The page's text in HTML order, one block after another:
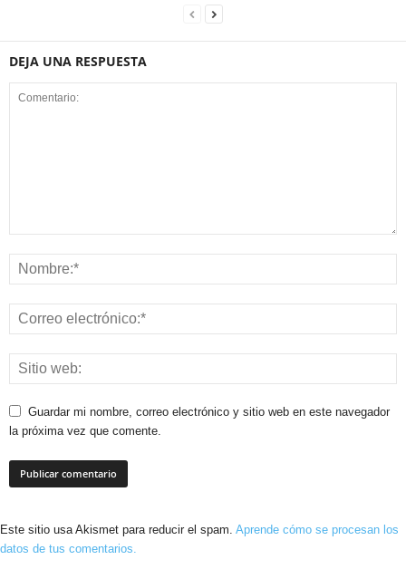
DEJA UNA RESPUESTA
Guardar mi nombre, correo electrónico y sitio web en este navegador
la próxima vez que comente.
Este sitio usa Akismet para reducir el spam. Aprende cómo se procesan los
datos de tus comentarios.